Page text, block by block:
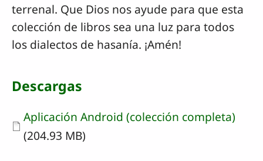
terrenal. Que Dios nos ayude para que esta
colección de libros sea una luz para todos
los dialectos de hasanía. ¡Amén!
Descargas
Document
Aplicación Android (colección completa)
(204.93 MB)